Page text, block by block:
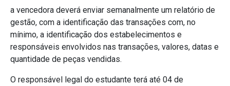
a vencedora deverá enviar semanalmente um relatório de
gestão, com a identificação das transações com, no
mínimo, a identificação dos estabelecimentos e
responsáveis envolvidos nas transações, valores, datas e
quantidade de peças vendidas.
O responsável legal do estudante terá até 04 de